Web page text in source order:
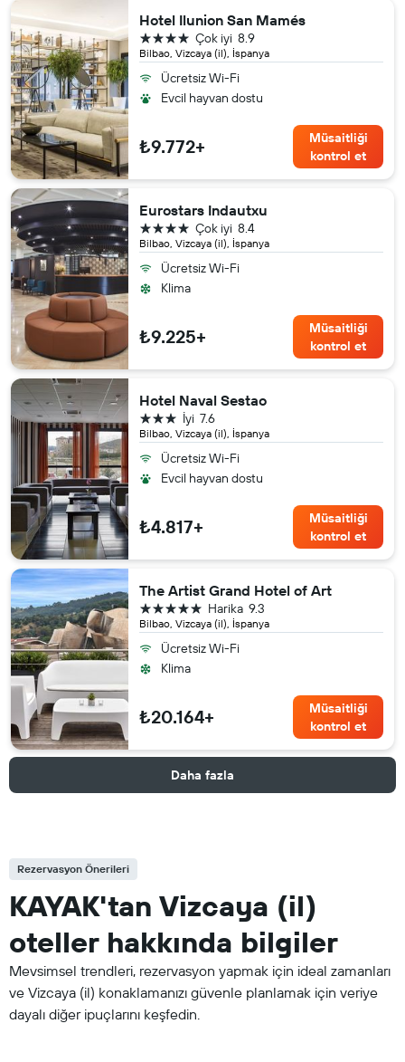
Hotel Ilunion San Mamés
Bilbao, Vizcaya (il), İspanya
8.9
Çok iyi
4 yıldız
Ücretsiz Wi-Fi
Evcil hayvan dostu
₺9.772+
Müsaitliği
kontrol et
Eurostars Indautxu
Bilbao, Vizcaya (il), İspanya
8.4
Çok iyi
4 yıldız
Ücretsiz Wi-Fi
Klima
₺9.225+
Müsaitliği
kontrol et
Hotel Naval Sestao
Bilbao, Vizcaya (il), İspanya
7.6
İyi
3 yıldız
Ücretsiz Wi-Fi
Evcil hayvan dostu
₺4.817+
Müsaitliği
kontrol et
The Artist Grand Hotel of Art
Bilbao, Vizcaya (il), İspanya
9.3
Harika
5 yıldız
Ücretsiz Wi-Fi
Klima
₺20.164+
Müsaitliği
kontrol et
Daha fazla
Rezervasyon Önerileri
KAYAK'tan Vizcaya (il)
oteller hakkında bilgiler
Mevsimsel trendleri, rezervasyon yapmak için ideal zamanları
ve Vizcaya (il) konaklamanızı güvenle planlamak için veriye
dayalı diğer ipuçlarını keşfedin.